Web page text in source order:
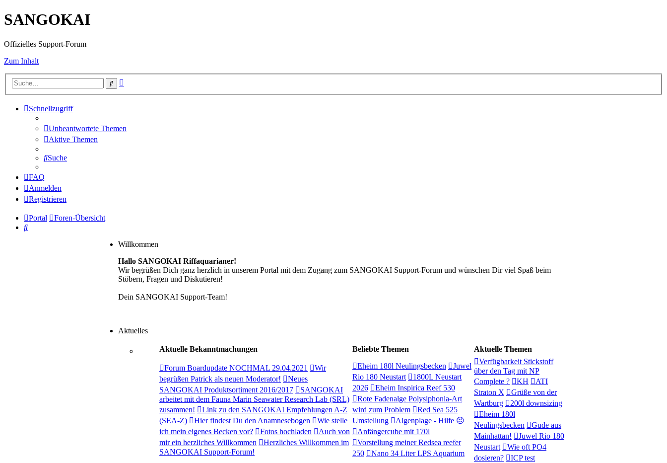
SANGOKAI
Offizielles Support-Forum
Zum Inhalt
Suche
Schnellzugriff
Unbeantwortete Themen
Aktive Themen
Suche
FAQ
Anmelden
Registrieren
Portal
Foren-Übersicht
Suche
Willkommen
Hallo SANGOKAI Riffaquarianer!
Wir begrüßen Dich ganz herzlich in unserem Portal mit dem Zugang zum SANGOKAI Support-Forum und wünschen Dir viel Spaß beim
Stöbern, Fragen und Diskutieren!
Dein SANGOKAI Support-Team!
Aktuelles
Aktuelle Bekanntmachungen Beliebte Themen Aktuelle Themen
Forum Boardupdate NOCHMAL 29.04.2021
Wir
begrüßen Patrick als neuen Moderator!
Neues
SANGOKAI Produktsortiment 2016/2017
SANGOKAI
arbeitet mit dem Fauna Marin Seawater Research Lab (SRL)
zusammen!
Link zu den SANGOKAI Empfehlungen A-Z
(SEA-Z)
Hier findest Du den Anamnesebogen
Wie stelle
ich mein eigenes Becken vor?
Fotos hochladen
Auch von
mir ein herzliches Willkommen
Herzliches Willkommen im
SANGOKAI Support-Forum!
Eheim 180l Neulingsbecken
Juwel
Rio 180 Neustart
1800L Neustart
2026
Eheim Inspirica Reef 530
Rote Fadenalge Polysiphonia-Art
wird zum Problem
Red Sea 525
Umstellung
Algenplage - Hilfe 😣
Anfängercube mit 170l
Vorstellung meiner Redsea reefer
250
Nano 34 Liter LPS Aquarium
Verfügbarkeit Stickstoff
über den Tag mit NP
Complete ?
KH
ATI
Straton X
Grüße von der
Wartburg
200l downsizing
Eheim 180l
Neulingsbecken
Gude aus
Mainhattan!
Juwel Rio 180
Neustart
Wie oft PO4
dosieren?
ICP test